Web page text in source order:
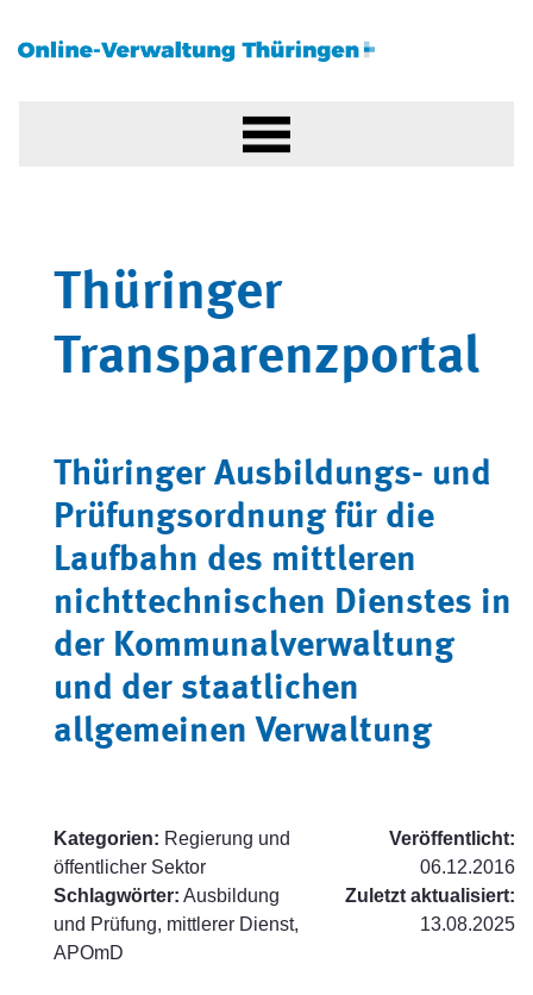
Thüringer
Transparenzportal
Thüringer Ausbildungs- und
Prüfungsordnung für die
Laufbahn des mittleren
nichttechnischen Dienstes in
der Kommunalverwaltung
und der staatlichen
allgemeinen Verwaltung
Kategorien: Regierung und
öffentlicher Sektor
Schlagwörter: Ausbildung
und Prüfung, mittlerer Dienst,
APOmD
Veröffentlicht:
06.12.2016
Zuletzt aktualisiert:
13.08.2025